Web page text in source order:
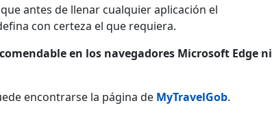
antes de llenar cualquier aplicación el
con certeza el que requiera.
en los navegadores Microsoft Edge ni
encontrarse la página de MyTravelGob.